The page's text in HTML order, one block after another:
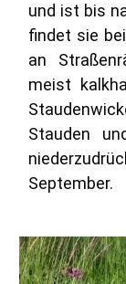
und ist bis
findet sie
an
meist
Stauden
September.